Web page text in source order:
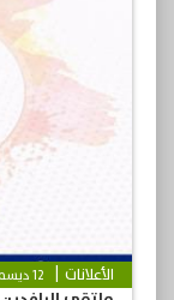
الأعلانات 12 ديسمبر، 2018